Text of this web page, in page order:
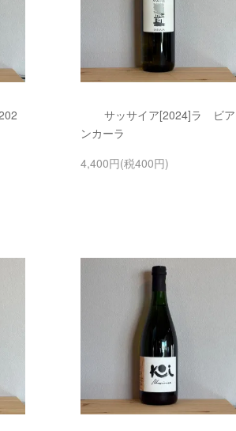
サッサイア[2024]ラ ビア
ンカーラ
4,400円(税400円)